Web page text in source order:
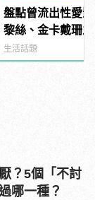
盤點曾流出性愛
黎絲、金卡戴珊
生活話題
？5個「不討
哪一種？